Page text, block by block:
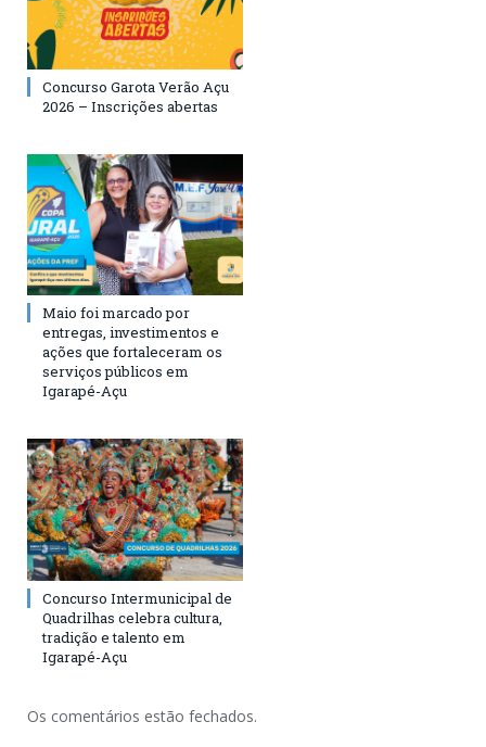
Concurso Garota Verão Açu
2026 – Inscrições abertas
Maio foi marcado por
entregas, investimentos e
ações que fortaleceram os
serviços públicos em
Igarapé-Açu
Concurso Intermunicipal de
Quadrilhas celebra cultura,
tradição e talento em
Igarapé-Açu
Os comentários estão fechados.